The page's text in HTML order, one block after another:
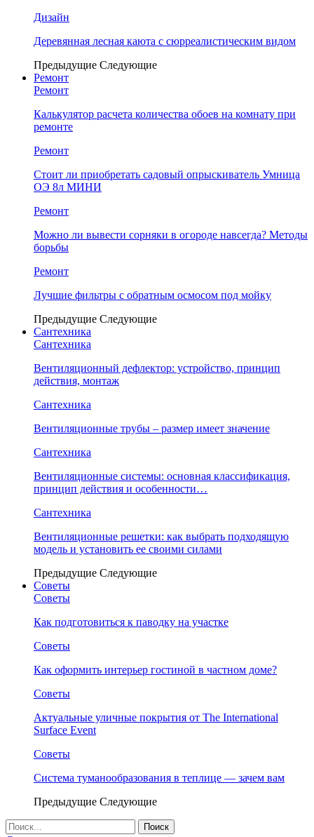
Дизайн
Деревянная лесная каюта с сюрреалистическим видом
Предыдущие Следующие
Ремонт
Ремонт
Калькулятор расчета количества обоев на комнату при
ремонте
Ремонт
Стоит ли приобретать садовый опрыскиватель Умница
ОЭ 8л МИНИ
Ремонт
Можно ли вывести сорняки в огороде навсегда? Методы
борьбы
Ремонт
Лучшие фильтры с обратным осмосом под мойку
Предыдущие Следующие
Сантехника
Сантехника
Вентиляционный дефлектор: устройство, принцип
действия, монтаж
Сантехника
Вентиляционные трубы – размер имеет значение
Сантехника
Вентиляционные системы: основная классификация,
принцип действия и особенности…
Сантехника
Вентиляционные решетки: как выбрать подходящую
модель и установить ее своими силами
Предыдущие Следующие
Советы
Советы
Как подготовиться к паводку на участке
Советы
Как оформить интерьер гостиной в частном доме?
Советы
Актуальные уличные покрытия от The International
Surface Event
Советы
Система туманообразования в теплице — зачем вам
Предыдущие Следующие